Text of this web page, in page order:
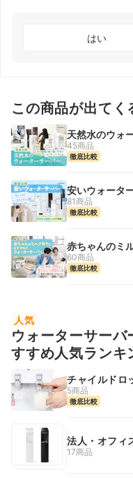
はい
この商品が出てく
天然水のウォ
45商品
徹底比較
安いウォータ
81商品
徹底比較
赤ちゃんのミ
ー
60商品
徹底比較
人気
ウォーターサー
すすめ人気ランキ
チャイルドロ
5商品
徹底比較
法人・オフィ
ー
17商品